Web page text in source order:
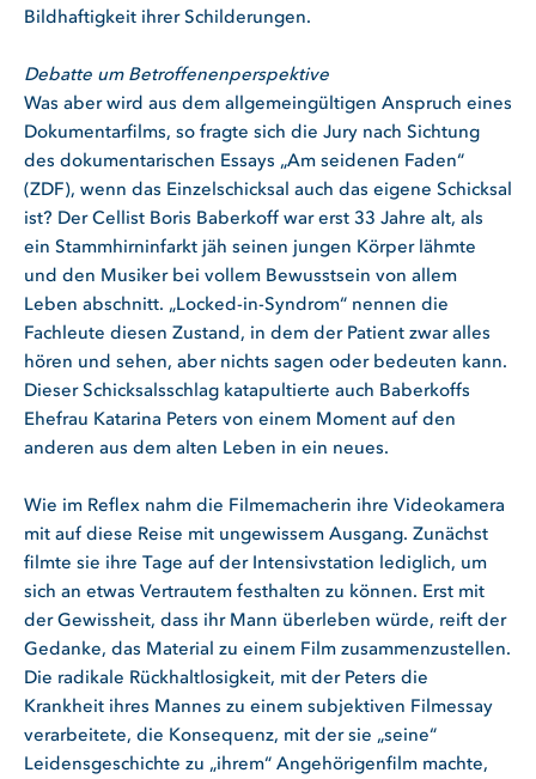
Bildhaftigkeit ihrer Schilderungen.
Debatte um Betroffenenperspektive
Was aber wird aus dem allgemeingültigen Anspruch eines
Dokumentarfilms, so fragte sich die Jury nach Sichtung
des dokumentarischen Essays „Am seidenen Faden“
(ZDF), wenn das Einzelschicksal auch das eigene Schicksal
ist? Der Cellist Boris Baberkoff war erst 33 Jahre alt, als
ein Stammhirninfarkt jäh seinen jungen Körper lähmte
und den Musiker bei vollem Bewusstsein von allem
Leben abschnitt. „Locked-in-Syndrom“ nennen die
Fachleute diesen Zustand, in dem der Patient zwar alles
hören und sehen, aber nichts sagen oder bedeuten kann.
Dieser Schicksalsschlag katapultierte auch Baberkoffs
Ehefrau Katarina Peters von einem Moment auf den
anderen aus dem alten Leben in ein neues.
Wie im Reflex nahm die Filmemacherin ihre Videokamera
mit auf diese Reise mit ungewissem Ausgang. Zunächst
filmte sie ihre Tage auf der Intensivstation lediglich, um
sich an etwas Vertrautem festhalten zu können. Erst mit
der Gewissheit, dass ihr Mann überleben würde, reift der
Gedanke, das Material zu einem Film zusammenzustellen.
Die radikale Rückhaltlosigkeit, mit der Peters die
Krankheit ihres Mannes zu einem subjektiven Filmessay
verarbeitete, die Konsequenz, mit der sie „seine“
Leidensgeschichte zu „ihrem“ Angehörigenfilm machte,